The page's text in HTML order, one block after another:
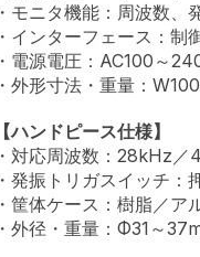
・モニタ機能：周波数
・インターフェース：制
・電源電圧：AC100～
・外形寸法・重量：
【ハンドピース仕様】
・対応周波数：28kHz
・発振トリガスイッチ：
・筐体ケース：樹脂／ア
・外径・重量：Φ31～